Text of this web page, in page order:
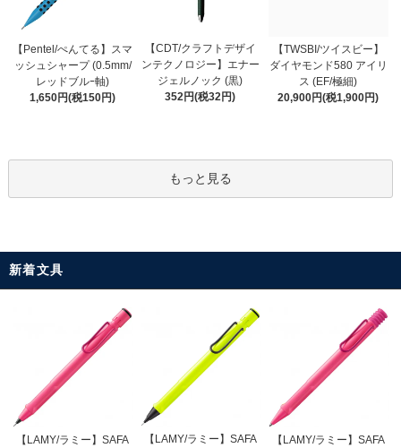
【Pentel/ぺんてる】スマ
ッシュシャープ (0.5mm/
レッドブルｰ軸)
1,650円(税150円)
【CDT/クラフトデザイ
ンテクノロジー】エナー
ジェルノック (黒)
352円(税32円)
【TWSBI/ツイスビー】
ダイヤモンド580 アイリ
ス (EF/極細)
20,900円(税1,900円)
もっと見る
新着文具
【LAMY/ラミー】SAFA
【LAMY/ラミー】SAFA
【LAMY/ラミー】SAFA